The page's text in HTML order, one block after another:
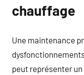
chauffage
Une maintenance
peut représenter